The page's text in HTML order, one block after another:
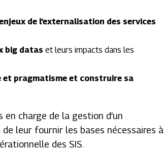
de l’externalisation des services
big datas et leurs impacts dans les
et pragmatisme et construire sa
charge de la gestion d’un
leur fournir les bases nécessaires à
des SIS.